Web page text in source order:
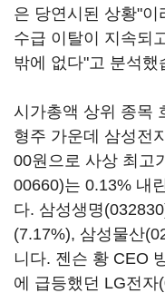
은 당연시된 상황"
수급 이탈이 지속되
밖에 없다"고 분석했
시가총액 상위 종목
형주 가운데 삼성전
00원으로 사상 최고
00660)는 0.13% 내
다. 삼성생명
(7.17%), 삼성물산
니다. 젠슨 황 CEO
에 급등했던 LG전자